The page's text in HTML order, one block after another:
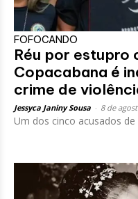
FOFOCANDO
Réu por estupro
Copacabana é
crime de
Jessyca Janiny Sousa 8 de
Um dos cinco acusados de